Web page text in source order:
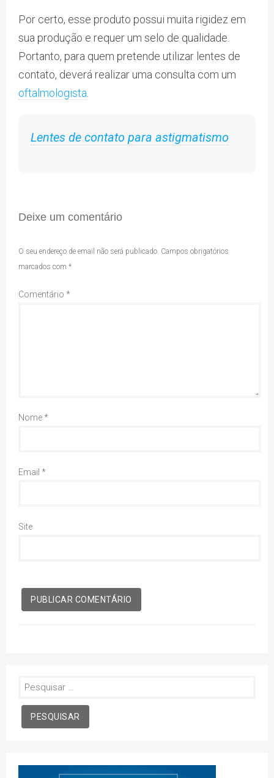
Por certo, esse produto possui muita rigidez em
sua produção e requer um selo de qualidade.
Portanto, para quem pretende utilizar lentes de
contato, deverá realizar uma consulta com um
oftalmologista.
Lentes de contato para astigmatismo
Deixe um comentário
O seu endereço de email não será publicado. Campos obrigatórios
marcados com *
Comentário *
Nome*
Email *
Site
Pesquisar